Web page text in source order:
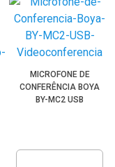
MICROFONE DE
CONFERÊNCIA BOYA
BY-MC2 USB